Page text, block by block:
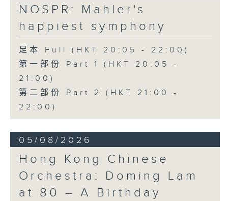
Chamber Symphony in C minor, Op.
Presented by Hong Kong
Technology
Recorded at Hong Kong City Hall
Theatre on 10/6/2026
創意間的親暱2026：世界首演音樂會
哈里．貢沙理士
梅迪拿
《再度一起》 (10’)
盛宗亮
NOSPR: Mahler's
happiest symphony
足本 Full (HKT 20:05 - 22:00)
第一部份 Part 1 (HKT 20:05 -
21:00)
第二部份 Part 2 (HKT 21:00 -
22:00)
05/08/2026
Hong Kong Chinese
Orchestra: Doming Lam
at 80 – A Birthday